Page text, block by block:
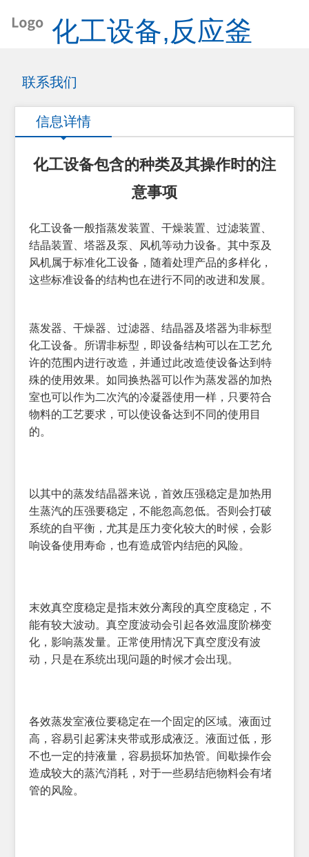
化工设备,反应釜
联系我们
信息详情
化工设备包含的种类及其操作时的注
意事项
化工设备一般指蒸发装置、干燥装置、过滤装置、
结晶装置、塔器及泵、风机等动力设备。其中泵及
风机属于标准化工设备，随着处理产品的多样化，
这些标准设备的结构也在进行不同的改进和发展。
蒸发器、干燥器、过滤器、结晶器及塔器为非标型
化工设备。所谓非标型，即设备结构可以在工艺允
许的范围内进行改造，并通过此改造使设备达到特
殊的使用效果。如同换热器可以作为蒸发器的加热
室也可以作为二次汽的冷凝器使用一样，只要符合
物料的工艺要求，可以使设备达到不同的使用目
的。
以其中的蒸发结晶器来说，首效压强稳定是加热用
生蒸汽的压强要稳定，不能忽高忽低。否则会打破
系统的自平衡，尤其是压力变化较大的时候，会影
响设备使用寿命，也有造成管内结疤的风险。
末效真空度稳定是指末效分离段的真空度稳定，不
能有较大波动。真空度波动会引起各效温度阶梯变
化，影响蒸发量。正常使用情况下真空度没有波
动，只是在系统出现问题的时候才会出现。
各效蒸发室液位要稳定在一个固定的区域。液面过
高，容易引起雾沫夹带或形成液泛。液面过低，形
不也一定的持液量，容易损坏加热管。间歇操作会
造成较大的蒸汽消耗，对于一些易结疤物料会有堵
管的风险。